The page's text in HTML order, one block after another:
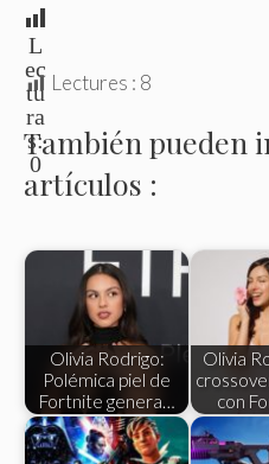
L
ec
tu
ra
s:
0
Lectures : 8
También pueden
artículos :
Olivia Rodrigo:
Polémica piel de
Fortnite genera…
Olivia
con